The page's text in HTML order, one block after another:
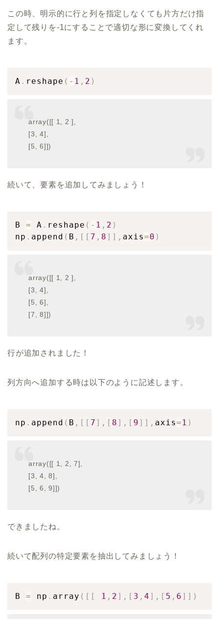
この時、明示的に行と列を指定しなくても片方だけ指
定して残りを-1にすることで適切な形に変換してくれ
ます。
A . reshape ( - 1 , 2 )
array([[ 1, 2 ],
[3, 4],
[5, 6]])
続いて、要素を追加してみましょう！
B = A . reshape ( - 1 , 2 )
np . append ( B , [ [ 7 , 8 ] ] , axis=0 )
array([[ 1, 2 ],
[3, 4],
[5, 6],
[7, 8]])
行が追加されました！
列方向へ追加する時は以下のように記述します。
np . append ( B , [ [ 7 ] , [ 8 ] , [ 9 ] ] , axis= 1 )
array([[ 1, 2, 7],
[3, 4, 8],
[5, 6, 9]])
できましたね。
続いて配列の特定要素を抽出してみましょう！
B = np . array ( [ [ 1 , 2 ] , [ 3 , 4 ] , [ 5 , 6 ] ] )